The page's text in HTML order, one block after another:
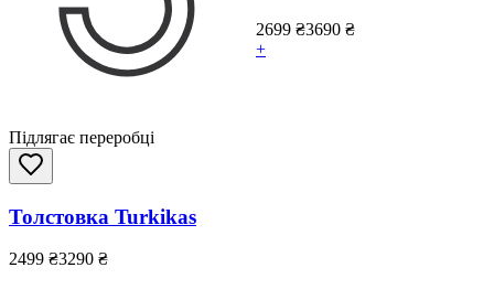
Підлягає переробці
Толстовка Turkikas
2499 ₴3290 ₴
2699 ₴3690 ₴
+